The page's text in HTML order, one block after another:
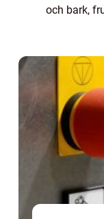
och bark,
beh...